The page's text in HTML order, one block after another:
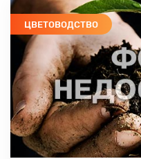
ЦВЕТОВОДСТВО